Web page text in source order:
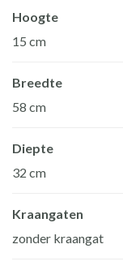
Hoogte
15 cm
Breedte
58 cm
Diepte
32 cm
Kraangaten
zonder kraangat